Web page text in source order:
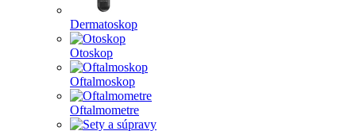
Dermatoskop
Otoskop
Oftalmoskop
Oftalmometre